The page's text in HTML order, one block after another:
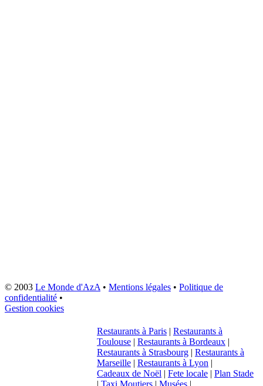
© 2003 Le Monde d'AzA• Mentions légales • Politique de
confidentialité •
Gestion cookies
Restaurants à Paris | Restaurants à
Toulouse | Restaurants à Bordeaux |
Restaurants à Strasbourg | Restaurants à
Marseille | Restaurants à Lyon |
Cadeaux de Noël | Fete locale | Plan Stade